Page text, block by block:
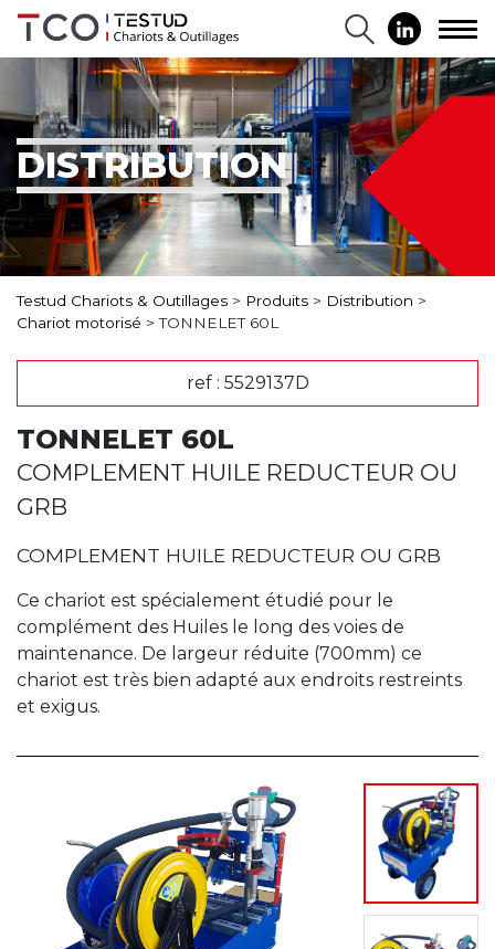
DISTRIBUTION
Testud Chariots & Outillages > Produits > Distribution >
Chariot motorisé >TONNELET 60L
TONNELET 60L
COMPLEMENT HUILE REDUCTEUR OU
GRB
ref : 5529137D
COMPLEMENT HUILE REDUCTEUR OU GRB
Ce chariot est spécialement étudié pour le
complément des Huiles le long des voies de
maintenance. De largeur réduite (700mm) ce
chariot est très bien adapté aux endroits restreints
et exigus.